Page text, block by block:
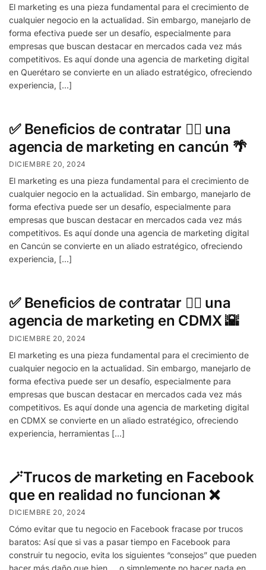
El marketing es una pieza fundamental para el crecimiento de
cualquier negocio en la actualidad. Sin embargo, manejarlo de
forma efectiva puede ser un desafío, especialmente para
empresas que buscan destacar en mercados cada vez más
competitivos. Es aquí donde una agencia de marketing digital
en Querétaro se convierte en un aliado estratégico, ofreciendo
experiencia, […]
✅ Beneficios de contratar ✍🏻 una
agencia de marketing en cancún 🌴
DICIEMBRE 20, 2024
El marketing es una pieza fundamental para el crecimiento de
cualquier negocio en la actualidad. Sin embargo, manejarlo de
forma efectiva puede ser un desafío, especialmente para
empresas que buscan destacar en mercados cada vez más
competitivos. Es aquí donde una agencia de marketing digital
en Cancún se convierte en un aliado estratégico, ofreciendo
experiencia, […]
✅ Beneficios de contratar ✍🏻 una
agencia de marketing en CDMX 🌇
DICIEMBRE 20, 2024
El marketing es una pieza fundamental para el crecimiento de
cualquier negocio en la actualidad. Sin embargo, manejarlo de
forma efectiva puede ser un desafío, especialmente para
empresas que buscan destacar en mercados cada vez más
competitivos. Es aquí donde una agencia de marketing digital
en CDMX se convierte en un aliado estratégico, ofreciendo
experiencia, herramientas […]
🪄Trucos de marketing en Facebook
que en realidad no funcionan ❌
DICIEMBRE 20, 2024
Cómo evitar que tu negocio en Facebook fracase por trucos
baratos: Así que si vas a pasar tiempo en Facebook para
construir tu negocio, evita los siguientes “consejos” que pueden